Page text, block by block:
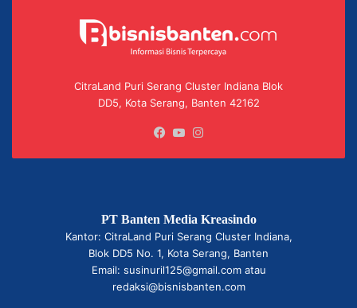
CitraLand Puri Serang Cluster Indiana Blok
DD5, Kota Serang, Banten 42162
Facebook
YouTube
PT Banten Media Kreasindo
Kantor: CitraLand Puri Serang Cluster Indiana,
Blok DD5 No. 1, Kota Serang, Banten
Email: susinuril125@gmail.com atau
redaksi@bisnisbanten.com